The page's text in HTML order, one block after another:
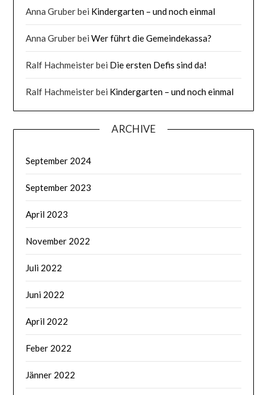
Anna Gruberbei Kindergarten – und noch einmal
Anna GruberbeiWer führt die Gemeindekassa?
Ralf Hachmeisterbei Die ersten Defis sind da!
Ralf Hachmeisterbei Kindergarten – und noch einmal
ARCHIVE
September 2024
September 2023
April 2023
November 2022
Juli 2022
Juni 2022
April 2022
Feber 2022
Jänner 2022